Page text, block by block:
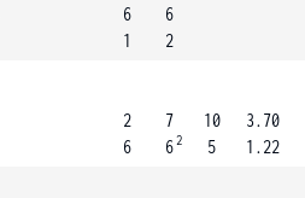
6
1
6
2
2
6
7
62
10
5
3.70
1.22